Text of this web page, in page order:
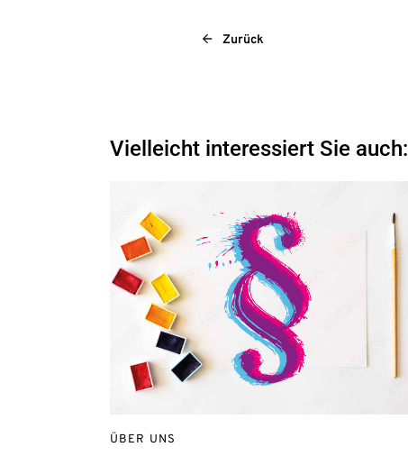
Zurück
Vielleicht interessiert Sie auch:
ÜBER UNS